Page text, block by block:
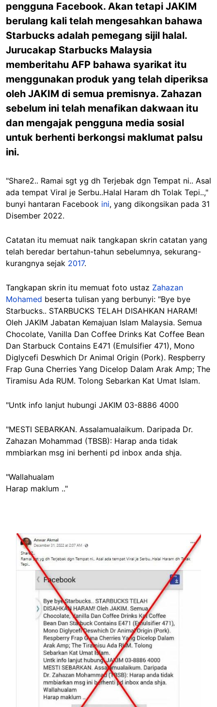
pengguna Facebook. Akan tetapi JAKIM
berulang kali telah mengesahkan bahawa
Starbucks adalah pemegang sijil halal.
Jurucakap Starbucks Malaysia
memberitahu AFP bahawa syarikat itu
menggunakan produk yang telah diperiksa
oleh JAKIM di semua premisnya. Zahazan
sebelum ini telah menafikan dakwaan itu
dan mengajak pengguna media sosial
untuk berhenti berkongsi maklumat palsu
ini.
"Share2.. Ramai sgt yg dh Terjebak dgn Tempat ni.. Asal
ada tempat Viral je Serbu..Halal Haram dh Tolak Tepi..,"
bunyi hantaran Facebook ini, yang dikongsikan pada 31
Disember 2022.
Catatan itu memuat naik tangkapan skrin catatan yang
telah beredar bertahun-tahun sebelumnya, sekurang-
kurangnya sejak 2017.
Tangkapan skrin itu memuat foto ustaz Zahazan
Mohamed beserta tulisan yang berbunyi: "Bye bye
Starbucks.. STARBUCKS TELAH DISAHKAN HARAM!
Oleh JAKIM Jabatan Kemajuan Islam Malaysia. Semua
Chocolate, Vanilla Dan Coffee Drinks Kat Coffee Bean
Dan Starbuck Contains E471 (Emulsifier 471), Mono
Diglycefi Deswhich Dr Animal Origin (Pork). Respberry
Frap Guna Cherries Yang Dicelop Dalam Arak Amp; The
Tiramisu Ada RUM. Tolong Sebarkan Kat Umat Islam.
"Untk info lanjut hubungi JAKIM 03-8886 4000
"MESTI SEBARKAN. Assalamualaikum. Daripada Dr.
Zahazan Mohammad (TBSB): Harap anda tidak
mmbiarkan msg ini berhenti pd inbox anda shja.
"Wallahualam
Harap maklum .."
Image